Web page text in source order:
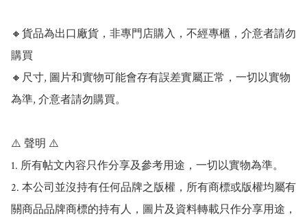
🔸貨品為出口廠貨，非專門店購入，不經專櫃，介意者請勿
購買
🔸尺寸, 圖片和實物可能會存有誤差實屬正常，一切以實物
為準, 介意者請勿購買。
⚠️ 聲明 ⚠️
1. 所有帖文內容只作分享及參考用途，一切以實物為準。
2. 本公司並沒持有任何品牌之版權，所有商標或版權均屬有
關商品品牌商標的持有人，圖片及資料轉載只作分享用途，